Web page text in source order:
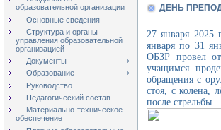
образовательной организации
Основные сведения
Структура и органы
управления образовательной
организацией
Документы
Образование
Руководство
Педагогический состав
Материально-техническое
обеспечение
ДЕНЬ
27 января 2025
января по 31
ОБЗР провел
учащимся
обращения с
стоя, с колена,
после стрельбы.